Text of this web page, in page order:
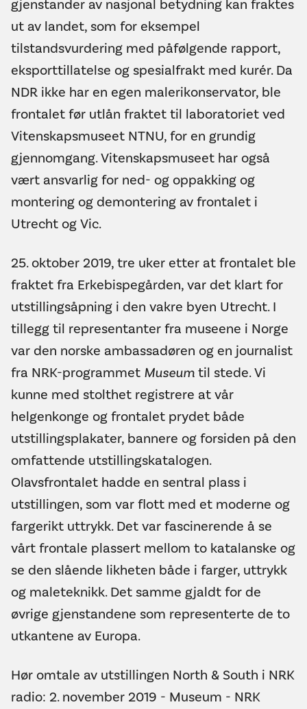
gjenstander av nasjonal betydning kan fraktes
ut av landet, som for eksempel
tilstandsvurdering med påfølgende rapport,
eksporttillatelse og spesialfrakt med kurér. Da
NDR ikke har en egen malerikonservator, ble
frontalet før utlån fraktet til laboratoriet ved
Vitenskapsmuseet NTNU, for en grundig
gjennomgang. Vitenskapsmuseet har også
vært ansvarlig for ned- og oppakking og
montering og demontering av frontalet i
Utrecht og Vic.
25. oktober 2019, tre uker etter at frontalet ble
fraktet fra Erkebispegården, var det klart for
utstillingsåpning i den vakre byen Utrecht. I
tillegg til representanter fra museene i Norge
var den norske ambassadøren og en journalist
fra NRK-programmet Museumtil stede. Vi
kunne med stolthet registrere at vår
helgenkonge og frontalet prydet både
utstillingsplakater, bannere og forsiden på den
omfattende utstillingskatalogen.
Olavsfrontalet hadde en sentral plass i
utstillingen, som var flott med et moderne og
fargerikt uttrykk. Det var fascinerende å se
vårt frontale plassert mellom to katalanske og
se den slående likheten både i farger, uttrykk
og maleteknikk. Det samme gjaldt for de
øvrige gjenstandene som representerte de to
utkantene av Europa.
Hør omtale av utstillingen North & South i NRK
radio: 2. november 2019 - Museum - NRK